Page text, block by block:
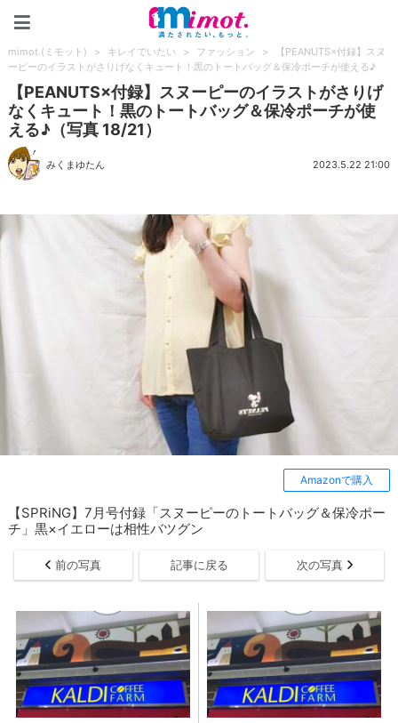
mimot.(ミモット) > キレイでいたい > ファッション >
【PEANUTS×付録】スヌ
ーピーのイラストがさりげなくキュート！黒のトートバッグ＆保冷ポーチが使える♪
【PEANUTS×付録】スヌーピーのイラストがさりげ
なくキュート！黒のトートバッグ＆保冷ポーチが使
える♪（写真 18/21）
みくまゆたん 2023.5.22 21:00
Amazonで購入
【SPRiNG】7月号付録「スヌーピーのトートバッグ＆保冷ポー
チ」黒×イエローは相性バツグン
前の写真 記事に戻る 次の写真